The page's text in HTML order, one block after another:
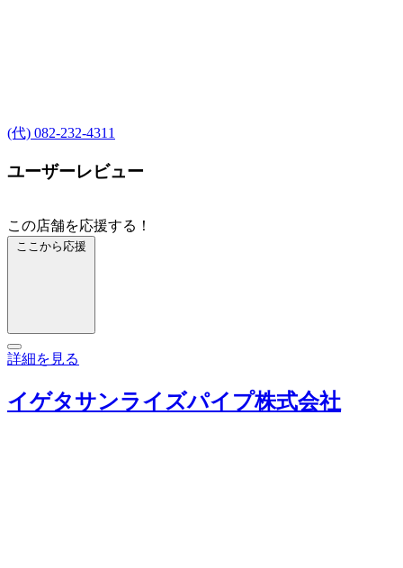
(代) 082-232-4311
ユーザーレビュー
この店舗を応援する！
ここから応援
詳細を見る
イゲタサンライズパイプ株式会社